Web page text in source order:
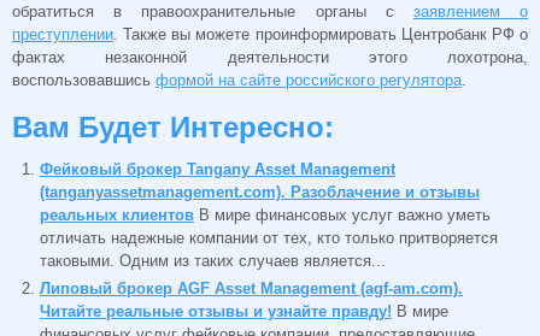
обратиться в правоохранительные органы с заявлением о
преступлении . Также вы можете проинформировать Центробанк РФ о
фактах незаконной деятельности этого лохотрона,
воспользовавшись формой на сайте российского регулятора
Вам Будет Интересно:
Фейковый брокер Tangany Asset Management
(tanganyassetmanagement.com). Разоблачение и отзывы
реальных клиентов В мире финансовых услуг важно уметь
отличать надежные компании от тех, кто только притворяется
таковыми. Одним из таких случаев является...
Липовый брокер AGF Asset Management (agf-am.com).
Читайте реальные отзывы и узнайте правду! В мире